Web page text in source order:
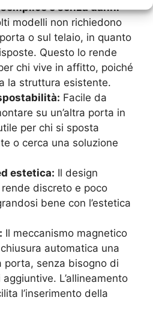
e senza danni
modelli non richiedono
o sul telaio, in quanto
Questo lo rende
chi vive in affitto, poiché
la struttura esistente.
Facile da
su un’altra porta in
per chi si sposta
o cerca una soluzione
estetica: Il design
discreto e poco
bene con l’estetica
Il meccanismo magnetico
automatica una
porta, senza bisogno di
L’allineamento
l’inserimento della